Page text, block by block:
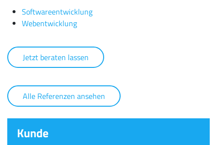
Softwareentwicklung
Webentwicklung
Jetzt beraten lassen
Alle Referenzen ansehen
Kunde